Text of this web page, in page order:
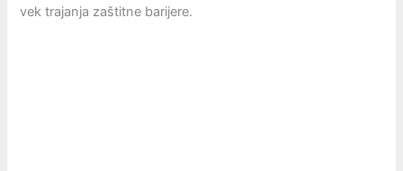
vek trajanja zaštitne barijere.